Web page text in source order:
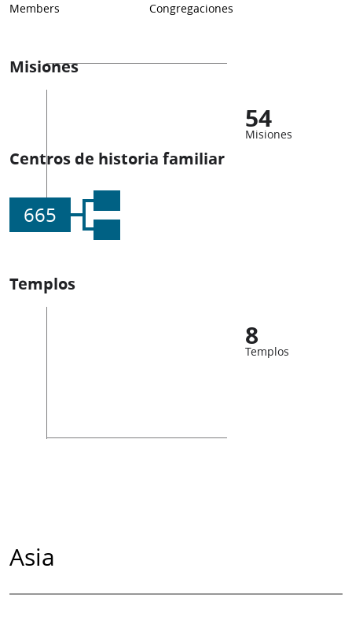
Members Congregaciones
Misiones
54
Misiones
Centros de historia familiar
665
Templos
8
Templos
Asia